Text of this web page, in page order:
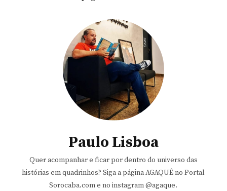
Paulo Lisboa
Quer acompanhar e ficar por dentro do universo das
histórias em quadrinhos? Siga a página AGAQUÊ no Portal
Sorocaba.com e no instagram @agaque.